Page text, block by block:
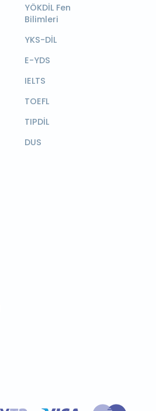
YÖKDİL Fen
Bilimleri
YKS-DİL
E-YDS
IELTS
TOEFL
TIPDİL
DUS